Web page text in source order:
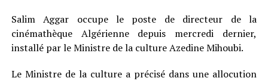
Salim Aggar occupe le poste de directeur de la
cinémathèque Algérienne depuis mercredi dernier,
installé par le Ministre de la culture Azedine Mihoubi.
Le Ministre de la culture a précisé dans une allocution